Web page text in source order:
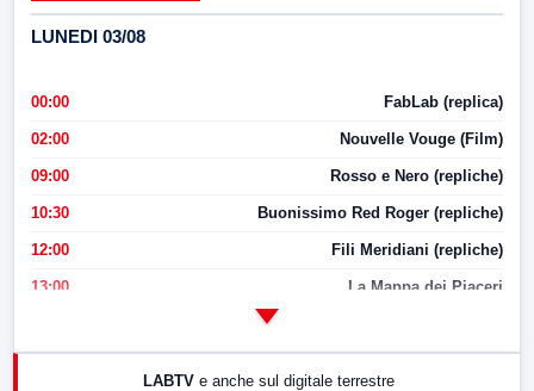
LUNEDI 03/08
00:00 FabLab (replica)
02:00 Nouvelle Vouge (Film)
09:00 Rosso e Nero (repliche)
10:30 Buonissimo Red Roger (repliche)
12:00 Fili Meridiani (repliche)
13:00 La Mappa dei Piaceri
17:00 LabNews (replica)
LABTV e anche sul digitale terrestre